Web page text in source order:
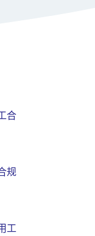
合
规
工